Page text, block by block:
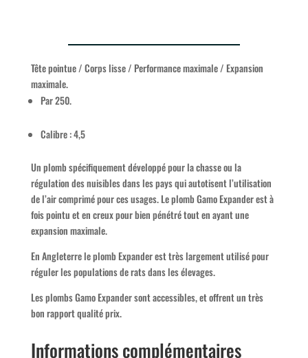
Tête pointue / Corps lisse / Performance maximale / Expansion
maximale.
Par 250.
Calibre : 4,5
Un plomb spécifiquement développé pour la chasse ou la
régulation des nuisibles dans les pays qui autotisent l’utilisation
de l’air comprimé pour ces usages. Le plomb Gamo Expander est à
fois pointu et en creux pour bien pénétré tout en ayant une
expansion maximale.
En Angleterre le plomb Expander est très largement utilisé pour
réguler les populations de rats dans les élevages.
Les plombs Gamo Expander sont accessibles, et offrent un très
bon rapport qualité prix.
Informations complémentaires